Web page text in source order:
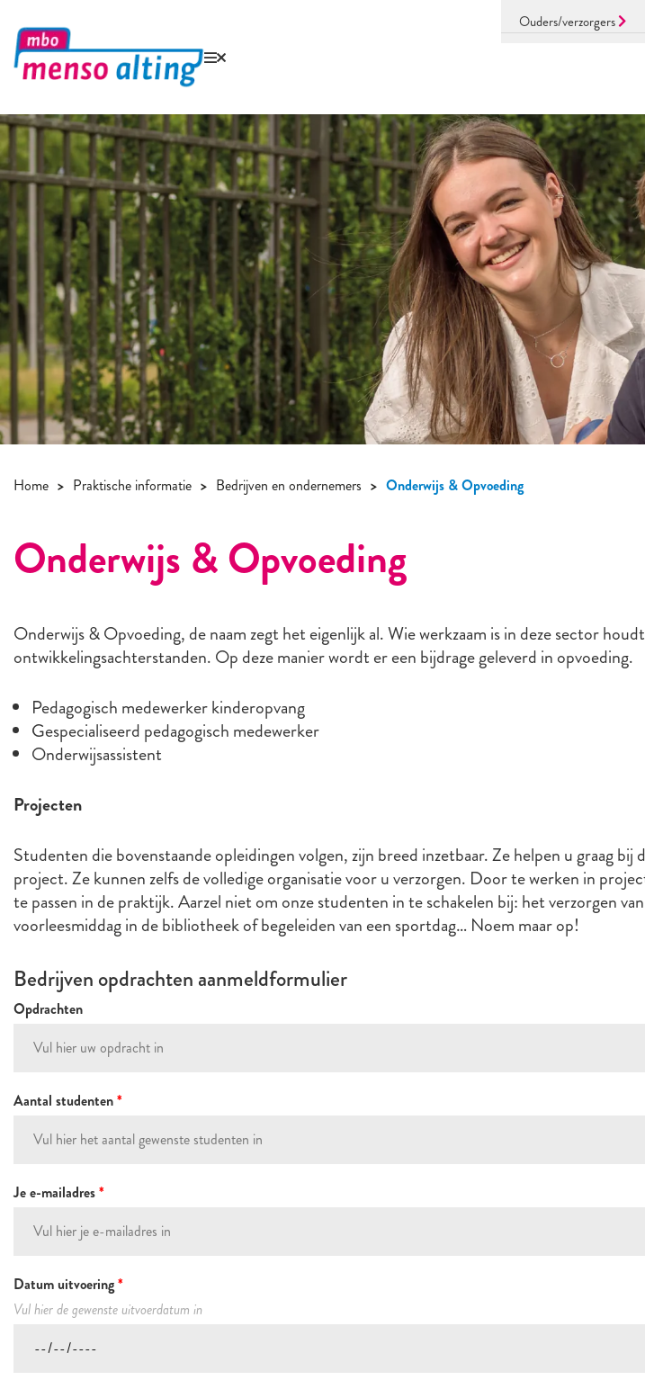
Ouders/verzorgers
Home Praktische informatie Bedrijven en ondernemers Onderwijs & Opvoeding
Onderwijs & Opvoeding
Onderwijs & Opvoeding, de naam zegt het eigenlijk al. Wie werkzaam is in deze sector
ontwikkelingsachterstanden. Op deze manier wordt er een bijdrage geleverd in opvoeding.
Pedagogisch medewerker kinderopvang
Gespecialiseerd pedagogisch medewerker
Onderwijsassistent
Projecten
Studenten die bovenstaande opleidingen volgen, zijn breed inzetbaar. Ze helpen u graag
project. Ze kunnen zelfs de volledige organisatie voor u verzorgen. Door te werken in
te passen in de praktijk. Aarzel niet om onze studenten in te schakelen bij: het verzorgen
voorleesmiddag in de bibliotheek of begeleiden van een sportdag… Noem maar op!
Bedrijven opdrachten aanmeldformulier
Opdrachten
Aantal studenten*
Je e-mailadres*
Datum uitvoering*
Vul hier de gewenste uitvoerdatum in